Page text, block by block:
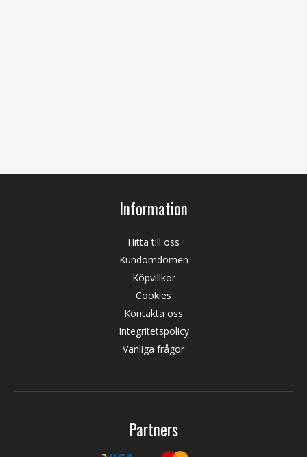
Information
Hitta till oss
Kundomdömen
Köpvillkor
Cookies
Kontakta oss
Integritetspolicy
Vanliga frågor
Partners